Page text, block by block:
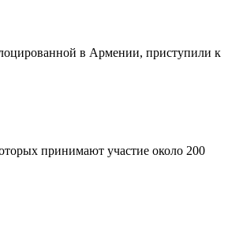
в Армении, приступили к
принимают участие около 200